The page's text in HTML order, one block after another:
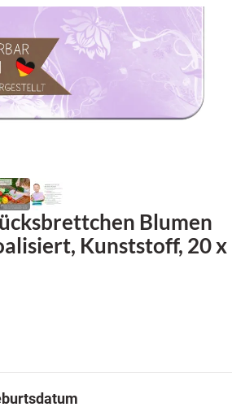
Blumen
Kunststoff, 20 x